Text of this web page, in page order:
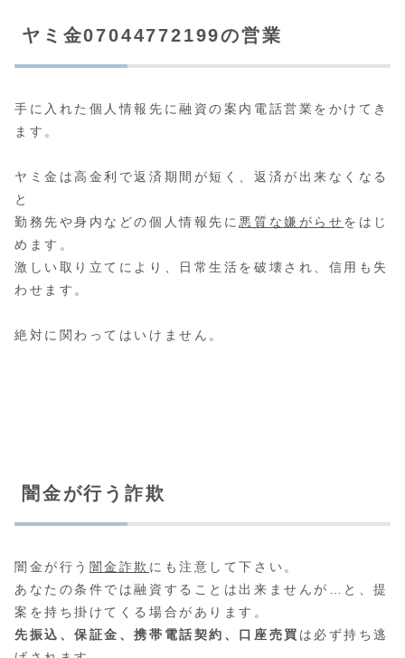
ヤミ金07044772199の営業
手に入れた個人情報先に融資の案内電話営業をかけてき
ます。
ヤミ金は高金利で返済期間が短く、返済が出来なくなる
と
勤務先や身内などの個人情報先に 悪質な嫌がらせをはじ
めます。
激しい取り立てにより、日常生活を破壊され、信用も失
わせます。
絶対に関わってはいけません。
闇金が行う詐欺
闇金が行う 闇金詐欺 にも注意して下さい。
あなたの条件では融資することは出来ませんが…と、提
案を持ち掛けてくる場合があります。
先振込、保証金、携帯電話契約、口座売買 は必ず持ち逃